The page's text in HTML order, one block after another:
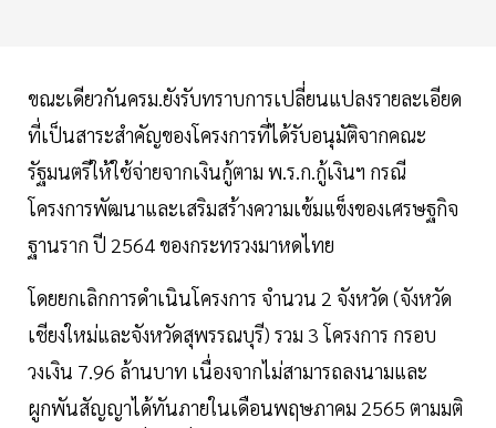
ขณะเดียวกันครม.ยังรับทราบการเปลี่ยนแปลงรายละเอียด
ที่เป็นสาระสำคัญของโครงการที่ได้รับอนุมัติจากคณะ
รัฐมนตรีให้ใช้จ่ายจากเงินกู้ตาม พ.ร.ก.กู้เงินฯ กรณี
โครงการพัฒนาและเสริมสร้างความเข้มแข็งของเศรษฐกิจ
ฐานราก ปี 2564 ของกระทรวงมาหดไทย
โดยยกเลิกการดำเนินโครงการ จำนวน 2 จังหวัด (จังหวัด
เชียงใหม่และจังหวัดสุพรรณบุรี) รวม 3 โครงการ กรอบ
วงเงิน 7.96 ล้านบาท เนื่องจากไม่สามารถลงนามและ
ผูกพันสัญญาได้ทันภายในเดือนพฤษภาคม 2565 ตามมติ